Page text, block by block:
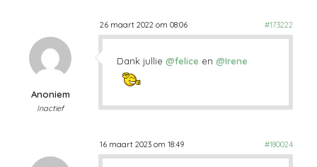
26 maart 2022 om 08:06 #173222
Anoniem
Inactief
Dank jullie @felice en @Irene
16 maart 2023 om 18:49 #180024